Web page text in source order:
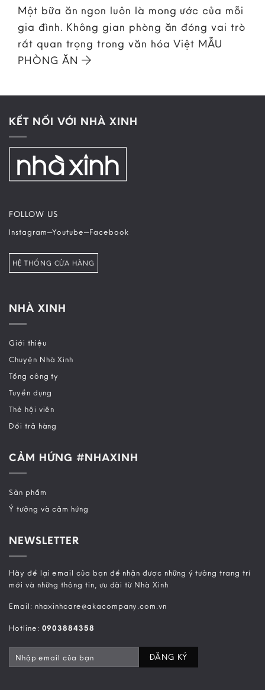
Một bữa ăn ngon luôn là mong ước của mỗi
gia đình. Không gian phòng ăn đóng vai trò
rất quan trọng trong văn hóa Việt MẪU
PHÒNG ĂN
KẾT NỐI VỚI NHÀ XINH
FOLLOW US
Instagram–Youtube–Facebook
HỆ THỐNG CỬA HÀNG
NHÀ XINH
Giới thiệu
Chuyện Nhà Xinh
Tổng công ty
Tuyển dụng
Thẻ hội viên
Đổi trả hàng
CẢM HỨNG #NHAXINH
Sản phẩm
Ý tưởng và cảm hứng
NEWSLETTER
Hãy để lại email của bạn để nhận được những ý tưởng trang trí
mới và những thông tin, ưu đãi từ Nhà Xinh
Email: nhaxinhcare@akacompany.com.vn
Hotline: 0903884358